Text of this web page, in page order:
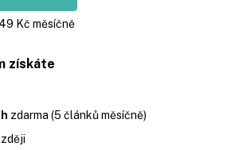
Kč měsíčně
získáte
zdarma (5 článků měsíčně)